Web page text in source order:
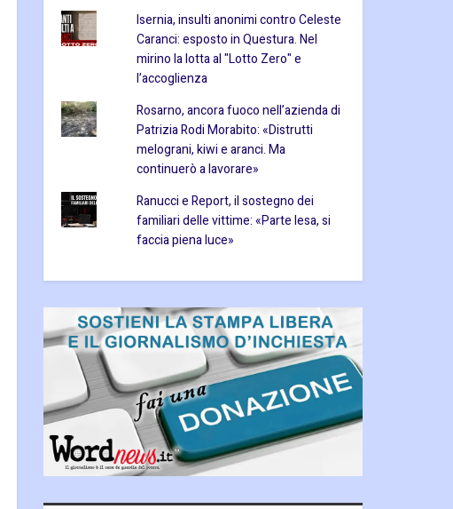
Isernia, insulti anonimi contro Celeste
Caranci: esposto in Questura. Nel
mirino la lotta al "Lotto Zero" e
l’accoglienza
Rosarno, ancora fuoco nell’azienda di
Patrizia Rodi Morabito: «Distrutti
melograni, kiwi e aranci. Ma
continuerò a lavorare»
Ranucci e Report, il sostegno dei
familiari delle vittime: «Parte lesa, si
faccia piena luce»